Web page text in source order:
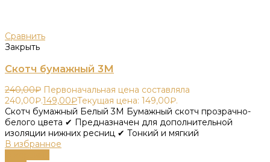
Сравнить
Закрыть
Скотч бумажный 3М
240,00₽ Первоначальная цена составляла
240,00₽.149,00₽Текущая цена: 149,00₽.
Скотч бумажный Белый 3М Бумажный скотч прозрачно-
белого цвета ✔ Предназначен для дополнительной
изоляции нижних ресниц ✔ Тонкий и мягкий
В избранное